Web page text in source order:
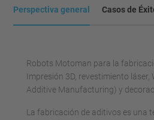
Perspectiva general Casos de
Robots Motoman para la
Impresión 3D, revestimiento láser,
Additive Manufacturing) y
La fabricación de aditivos es una